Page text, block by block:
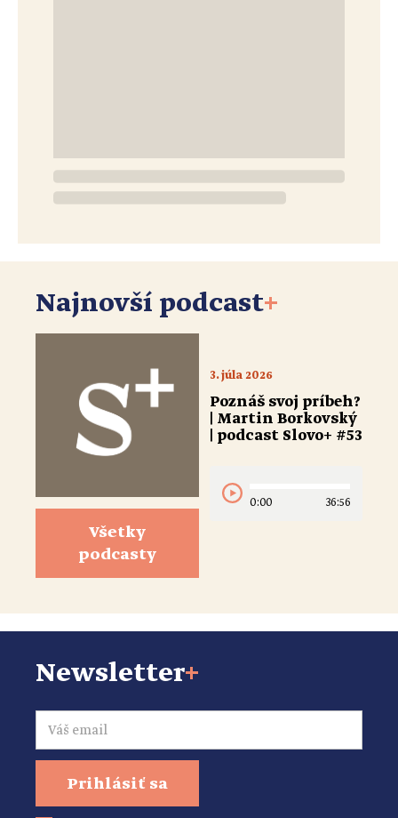
Najnovší podcast+
Všetky
podcasty
3. júla 2026
Poznáš svoj príbeh?
| Martin Borkovský
| podcast Slovo+ #53
0:00 36:56
Newsletter+
Email
Prihlásiť sa